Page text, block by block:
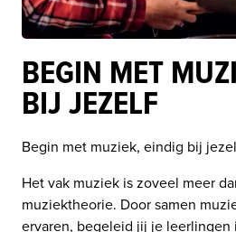
BEGIN MET
BIJ JEZELF
Begin met muziek, eindig bij
Het vak muziek is zoveel meer
muziektheorie. Door samen
ervaren, begeleid jij je